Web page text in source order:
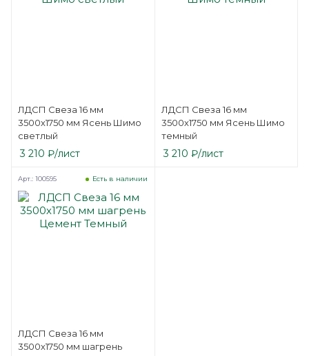
ЛДСП Свеза 16 мм
3500х1750 мм Ясень Шимо
светлый
3 210 ₽/лист
ЛДСП Свеза 16 мм
3500х1750 мм Ясень Шимо
темный
3 210 ₽/лист
ЛДСП Свеза 16 мм
3500х1750 мм шагрень
Есть в наличии
Арт.: 100595